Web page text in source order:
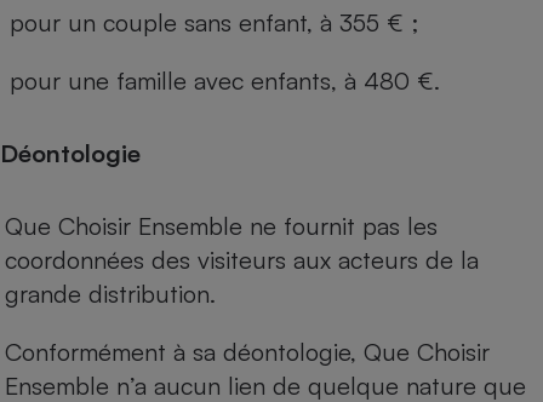
pour un couple sans enfant, à 355 € ;
pour une famille avec enfants, à 480 €.
Déontologie
Que Choisir Ensemble ne fournit pas les
coordonnées des visiteurs aux acteurs de la
grande distribution.
Conformément à sa déontologie, Que Choisir
Ensemble n’a aucun lien de quelque nature que